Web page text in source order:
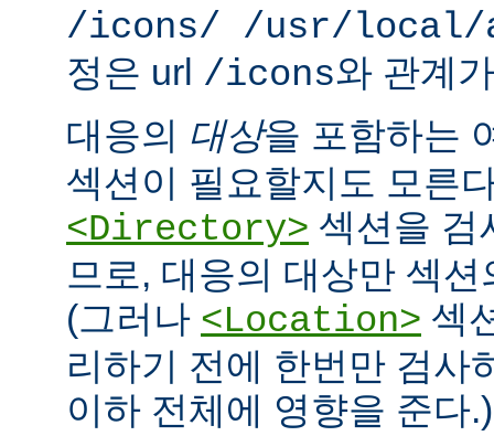
/icons/ /usr/local/
정은 url /icons와 관계
대응의 대상을 포함하는
섹션이 필요할지도 모른
<Directory> 섹션을 검
므로, 대응의 대상만 섹
(그러나 <Location> 섹
리하기 전에 한번만 검사
이하 전체에 영향을 준다.)